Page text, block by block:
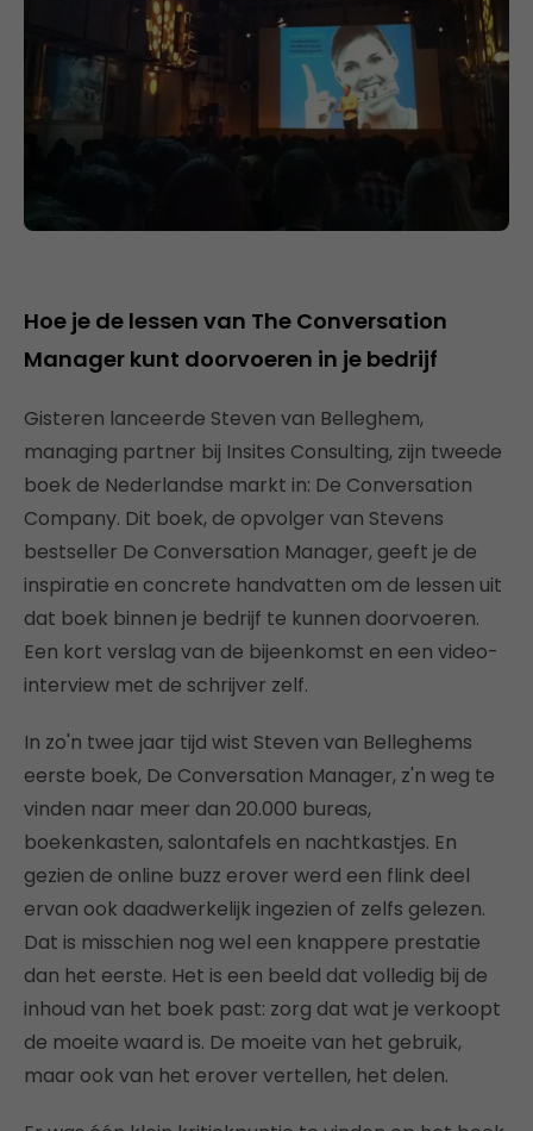
Hoe je de lessen van The Conversation
Manager kunt doorvoeren in je bedrijf
Gisteren lanceerde Steven van Belleghem,
managing partner bij Insites Consulting, zijn tweede
boek de Nederlandse markt in: De Conversation
Company. Dit boek, de opvolger van Stevens
bestseller De Conversation Manager, geeft je de
inspiratie en concrete handvatten om de lessen uit
dat boek binnen je bedrijf te kunnen doorvoeren.
Een kort verslag van de bijeenkomst en een video-
interview met de schrijver zelf.
In zo'n twee jaar tijd wist Steven van Belleghems
eerste boek, De Conversation Manager, z'n weg te
vinden naar meer dan 20.000 bureas,
boekenkasten, salontafels en nachtkastjes. En
gezien de online buzz erover werd een flink deel
ervan ook daadwerkelijk ingezien of zelfs gelezen.
Dat is misschien nog wel een knappere prestatie
dan het eerste. Het is een beeld dat volledig bij de
inhoud van het boek past: zorg dat wat je verkoopt
de moeite waard is. De moeite van het gebruik,
maar ook van het erover vertellen, het delen.